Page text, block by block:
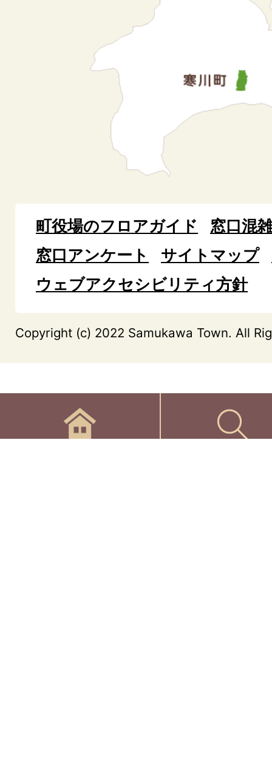
町役場のフロアガイド
窓口混
窓口アンケート
サイトマップ
ウェブアクセシビリティ方針
Copyright (c) 2022 Samukawa Town. All